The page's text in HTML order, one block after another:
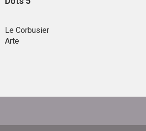
Le Corbusier
Arte